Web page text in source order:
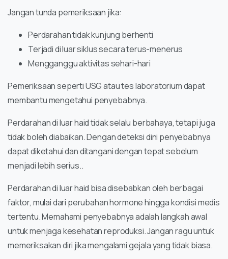
Jangan tunda pemeriksaan jika:
Perdarahan tidak kunjung berhenti
Terjadi di luar siklus secara terus-menerus
Mengganggu aktivitas sehari-hari
Pemeriksaan seperti USG atau tes laboratorium dapat
membantu mengetahui penyebabnya.
Perdarahan di luar haid tidak selalu berbahaya, tetapi juga
tidak boleh diabaikan. Dengan deteksi dini penyebabnya
dapat diketahui dan ditangani dengan tepat sebelum
menjadi lebih serius..
Perdarahan di luar haid bisa disebabkan oleh berbagai
faktor, mulai dari perubahan hormone hingga kondisi medis
tertentu. Memahami penyebabnya adalah langkah awal
untuk menjaga kesehatan reproduksi. Jangan ragu untuk
memeriksakan diri jika mengalami gejala yang tidak biasa.